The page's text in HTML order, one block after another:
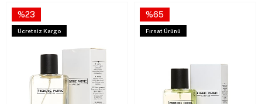
%23
Ücretsiz Kargo
%65
Fırsat Ürünü